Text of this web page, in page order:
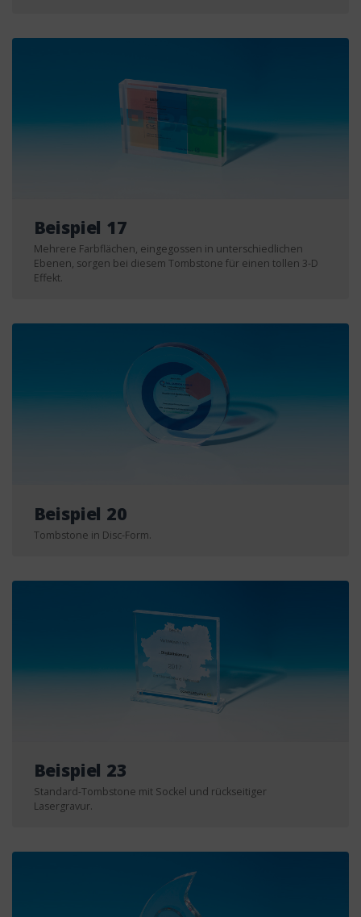
Beispiel 17
Mehrere Farbflächen, eingegossen in unterschiedlichen
Ebenen, sorgen bei diesem Tombstone für einen tollen 3-D
Effekt.
Beispiel 20
Tombstone in Disc-Form.
Beispiel 23
Standard-Tombstone mit Sockel und rückseitiger
Lasergravur.